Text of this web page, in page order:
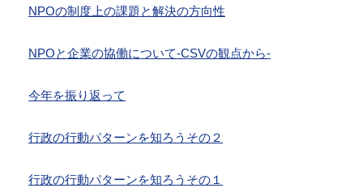
NPOの制度上の課題と解決の方向性
NPOと企業の協働について-CSVの観点から-
今年を振り返って
行政の行動パターンを知ろうその２
行政の行動パターンを知ろうその１